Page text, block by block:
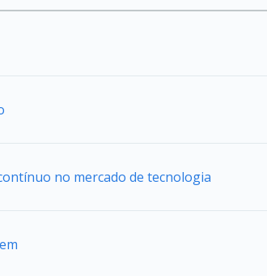
no mercado de tecnologia